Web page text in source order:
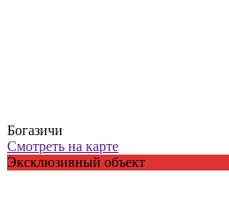
Богазичи
Смотреть на карте
Эксклюзивный объект